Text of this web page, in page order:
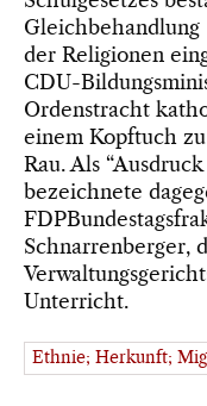
Gleichbehandlung
der Religionen
CDU-
Ordenstracht
einem Kopftuch
Rau. Als
bezeichnete
Schnarrenberger,
Unterricht.
Ethnie; Herkunft;